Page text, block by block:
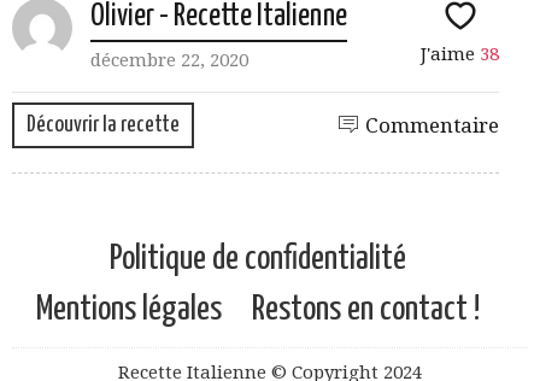
Olivier - Recette Italienne
décembre 22, 2020 J'aime 38
Découvrir la recette Commentaire
Politique de confidentialité
Mentions légales
Restons en contact !
Recette Italienne © Copyright 2024